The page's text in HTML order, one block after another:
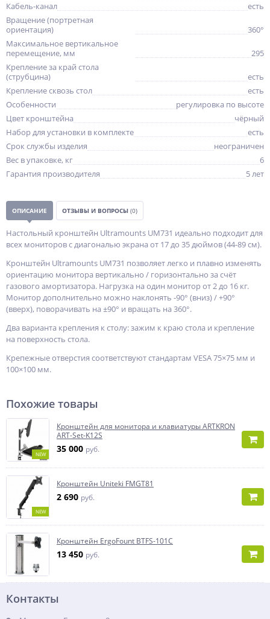
Кабель-канал
есть
Вращение (портретная
ориентация)
360°
Максимальное вертикальное
перемещение, мм
295
Крепление за край стола
(струбцина)
есть
Крепление сквозь стол
есть
Особенности
регулировка по высоте
Цвет кронштейна
чёрный
Набор для установки в комплекте
есть
Срок службы изделия
неограничен
Вес в упаковке, кг
6
Гарантия производителя
5 лет
ОПИСАНИЕ ОТЗЫВЫ И ВОПРОСЫ (0)
Настольный кронштейн Ultramounts UM731 идеально подходит для
всех мониторов с диагональю экрана от 17 до 35 дюймов (44-89 см).
Кронштейн Ultramounts UM731 позволяет легко и плавно изменять
ориентацию монитора вертикально / горизонтально за счёт
газового амортизатора. Нагрузка на один монитор от 2 до 16 кг.
Монитор дополнительно можно наклонять -90° (вниз) / +90°
(вверх), поворачивать на ±90° и вращать на 360°.
Два варианта крепления к столу: зажим к краю стола и крепление
на поверхность стола.
Крепежные отверстия соответствуют стандартам VESA 75×75 мм и
100×100 мм.
Похожие товары
NEW
Кронштейн для монитора и клавиатуры ARTKRON
ART-Set-K12S
35 000 руб.
NEW
Кронштейн Uniteki FMGT81
2 690 руб.
Кронштейн ErgoFount BTFS-101C
13 450 руб.
Контакты